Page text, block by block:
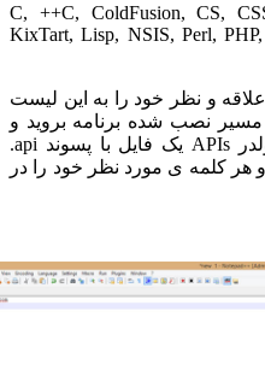
C, ++C, ColdFusion,
KixTart, Lisp, NSIS, Perl,
و نظر خود را به این لیست
شده برنامه بروید و
سپس به فولدرPlugins‌ در زیر فولدر APIs یک فایل با پسوند api.‌
کلمه ی مورد نظر خود را در